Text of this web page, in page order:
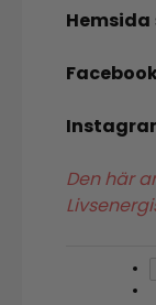
Hemsida
Den här